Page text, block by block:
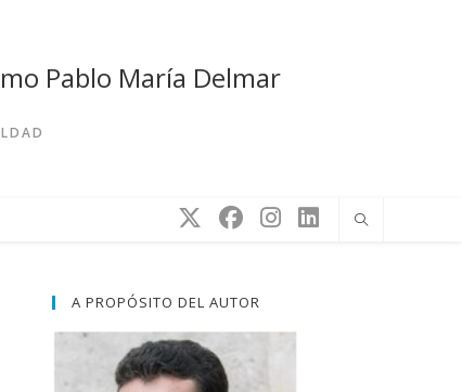
Pablo María Delmar
A PROPÓSITO DEL AUTOR